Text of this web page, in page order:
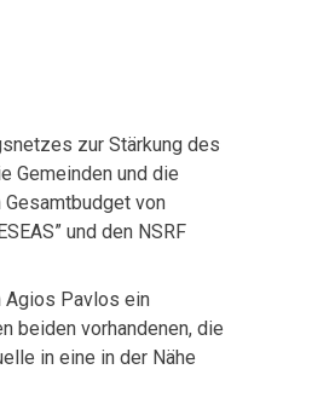
zur Stärkung des
Gemeinden und die
von
und den NSRF
Agios Pavlos ein
beiden vorhandenen, die
in eine in der Nähe